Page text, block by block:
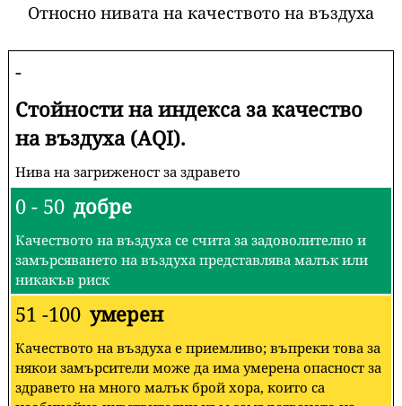
Относно нивата на качеството на въздуха
-
Стойности на индекса за качество
на въздуха (AQI).
Нива на загриженост за здравето
0 - 50 добре
Качеството на въздуха се счита за задоволително и
замърсяването на въздуха представлява малък или
никакъв риск
51 -100 умерен
Качеството на въздуха е приемливо; въпреки това за
някои замърсители може да има умерена опасност за
здравето на много малък брой хора, които са